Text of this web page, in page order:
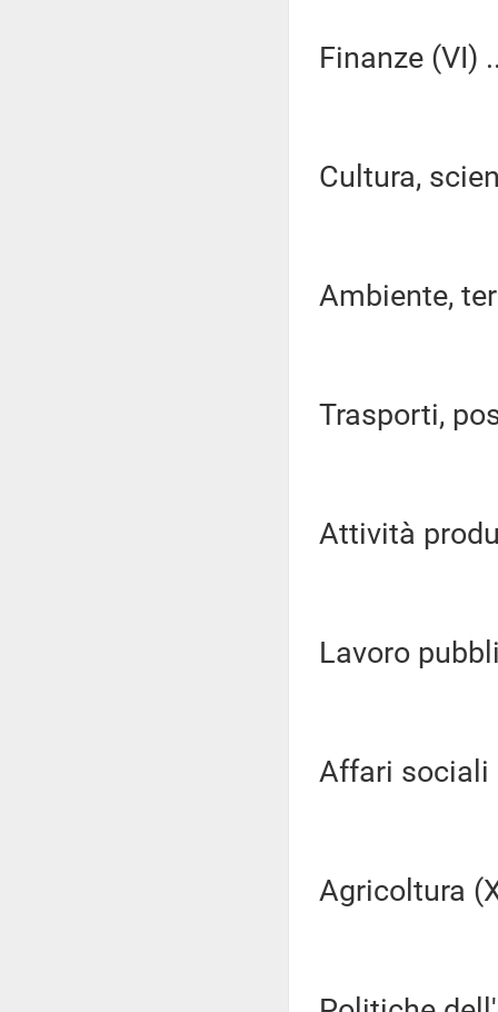
Finanze (VI)
Cultura,
Ambiente,
Trasporti,
Attività
Lavoro
Affari sociali
Agricoltura